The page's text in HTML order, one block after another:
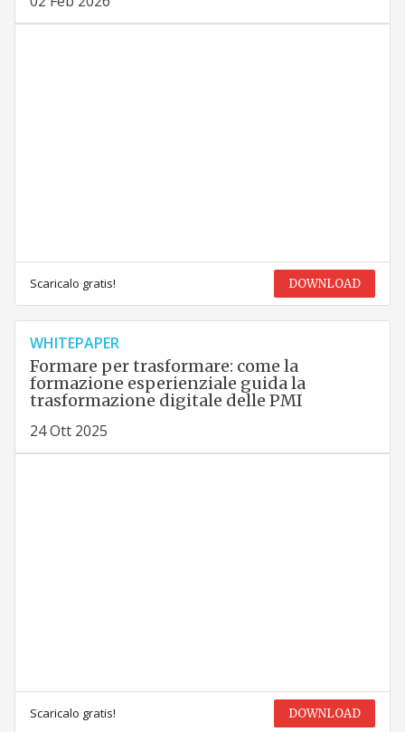
Scaricalo gratis! DOWNLOAD
WHITEPAPER
Formare per trasformare: come la
formazione esperienziale guida la
trasformazione digitale delle PMI
24 Ott 2025
Scaricalo gratis! DOWNLOAD